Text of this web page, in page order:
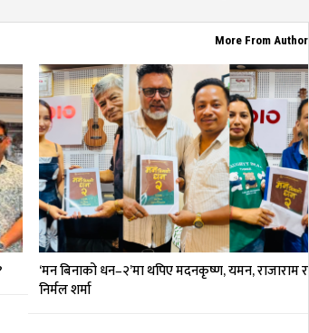
More From Author
‘मन बिनाको धन–२’मा थपिए मदनकृष्ण, यमन, राजाराम र
निर्मल शर्मा